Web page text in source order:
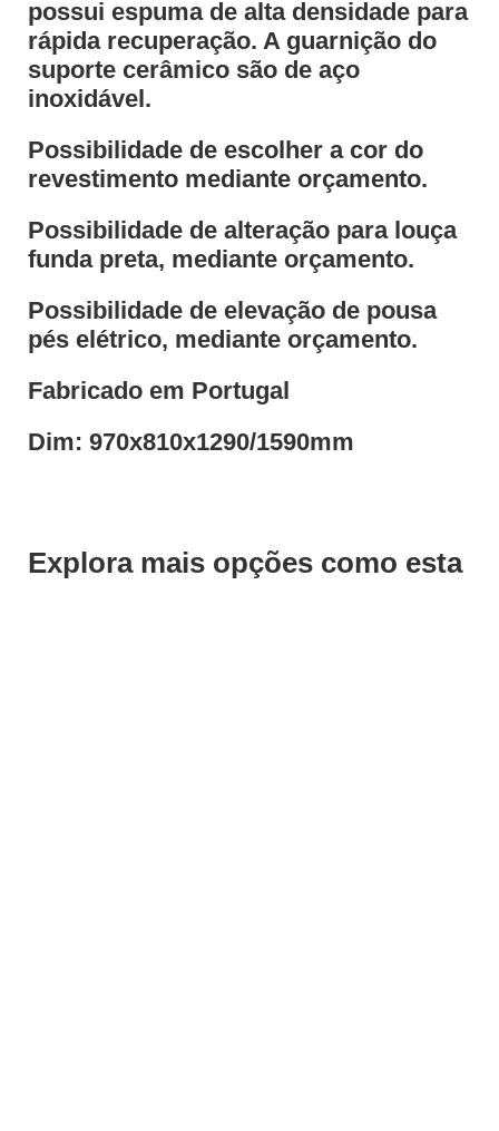
possui espuma de alta densidade para
rápida recuperação. A guarnição do
suporte cerâmico são de aço
inoxidável.
Possibilidade de escolher a cor do
revestimento mediante orçamento.
Possibilidade de alteração para louça
funda preta, mediante orçamento.
Possibilidade de elevação de pousa
pés elétrico, mediante orçamento.
Fabricado em Portugal
Dim: 970x810x1290/1590mm
Explora mais opções como esta